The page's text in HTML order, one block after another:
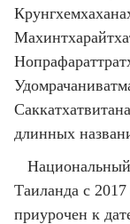
длинных
Таиланда с 2017
приурочен к